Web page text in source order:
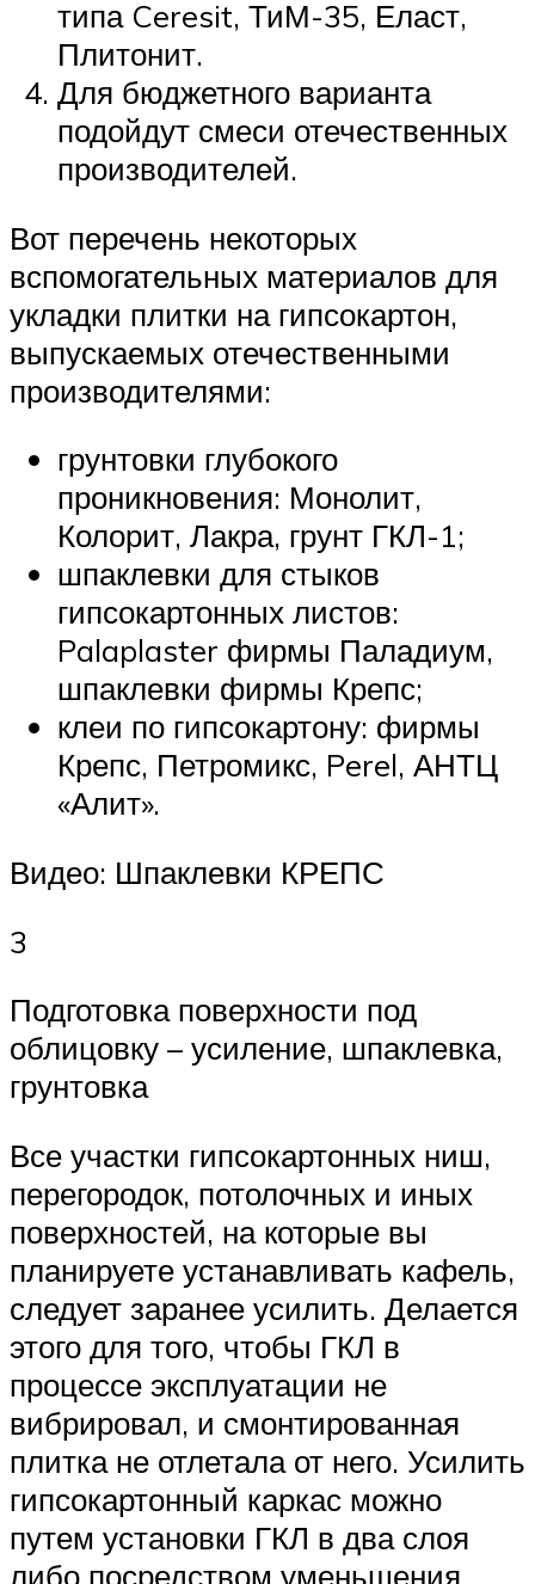
типа Ceresit, ТиМ-35, Еласт,
Плитонит.
Для бюджетного варианта
подойдут смеси отечественных
производителей.
Вот перечень некоторых
вспомогательных материалов для
укладки плитки на гипсокартон,
выпускаемых отечественными
производителями:
грунтовки глубокого
проникновения: Монолит,
Колорит, Лакра, грунт ГКЛ-1;
шпаклевки для стыков
гипсокартонных листов:
Palaplaster фирмы Паладиум,
шпаклевки фирмы Крепс;
клеи по гипсокартону: фирмы
Крепс, Петромикс, Perel, АНТЦ
«Алит».
Видео: Шпаклевки КРЕПС
3
Подготовка поверхности под
облицовку – усиление, шпаклевка,
грунтовка
Все участки гипсокартонных ниш,
перегородок, потолочных и иных
поверхностей, на которые вы
планируете устанавливать кафель,
следует заранее усилить. Делается
этого для того, чтобы ГКЛ в
процессе эксплуатации не
вибрировал, и смонтированная
плитка не отлетала от него. Усилить
гипсокартонный каркас можно
путем установки ГКЛ в два слоя
либо посредством уменьшения